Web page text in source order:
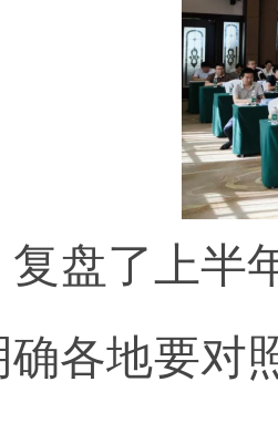
复盘了上半
确各地要对